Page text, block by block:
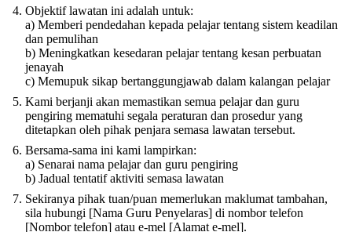
Objektif lawatan ini adalah untuk:
a) Memberi pendedahan kepada pelajar tentang sistem keadilan
dan pemulihan
b) Meningkatkan kesedaran pelajar tentang kesan perbuatan
jenayah
c) Memupuk sikap bertanggungjawab dalam kalangan pelajar
Kami berjanji akan memastikan semua pelajar dan guru
pengiring mematuhi segala peraturan dan prosedur yang
ditetapkan oleh pihak penjara semasa lawatan tersebut.
Bersama-sama ini kami lampirkan:
a) Senarai nama pelajar dan guru pengiring
b) Jadual tentatif aktiviti semasa lawatan
Sekiranya pihak tuan/puan memerlukan maklumat tambahan,
sila hubungi [Nama Guru Penyelaras] di nombor telefon
[Nombor telefon] atau e-mel [Alamat e-mel].